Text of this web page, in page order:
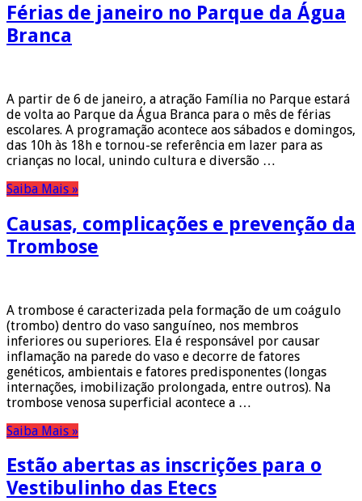
Férias de janeiro no Parque da Água
Branca
A partir de 6 de janeiro, a atração Família no Parque estará
de volta ao Parque da Água Branca para o mês de férias
escolares. A programação acontece aos sábados e domingos,
das 10h às 18h e tornou-se referência em lazer para as
crianças no local, unindo cultura e diversão …
Saiba Mais »
Causas, complicações e prevenção da
Trombose
A trombose é caracterizada pela formação de um coágulo
(trombo) dentro do vaso sanguíneo, nos membros
inferiores ou superiores. Ela é responsável por causar
inflamação na parede do vaso e decorre de fatores
genéticos, ambientais e fatores predisponentes (longas
internações, imobilização prolongada, entre outros). Na
trombose venosa superficial acontece a …
Saiba Mais »
Estão abertas as inscrições para o
Vestibulinho das Etecs